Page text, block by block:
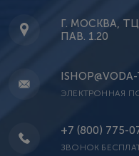
Г. МОСКВА,
ПАВ. 1.20
ЭЛЕКТРОННАЯ
+7 (800) 775-
ЗВОНОК